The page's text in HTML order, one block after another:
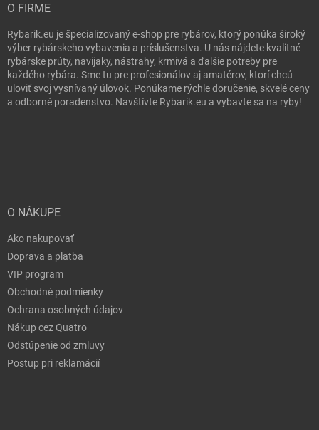
O FIRME
Rybarik.eu je špecializovaný e-shop pre rybárov, ktorý ponúka široký
výber rybárskeho vybavenia a príslušenstva. U nás nájdete kvalitné
rybárske prúty, navijaky, nástrahy, krmivá a ďalšie potreby pre
každého rybára. Sme tu pre profesionálov aj amatérov, ktorí chcú
uloviť svoj vysnívaný úlovok. Ponúkame rýchle doručenie, skvelé ceny
a odborné poradenstvo. Navštívte Rybarik.eu a vybavte sa na ryby!
O NÁKUPE
Ako nakupovať
Doprava a platba
VIP program
Obchodné podmienky
Ochrana osobných údajov
Nákup cez Quatro
Odstúpenie od zmluvy
Postup pri reklamácií